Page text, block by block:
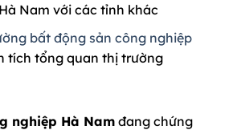
Nam với các tỉnh khác
bất động sản công nghiệp
tích tổng quan thị trường
nghiệp Hà Nam đang chứng